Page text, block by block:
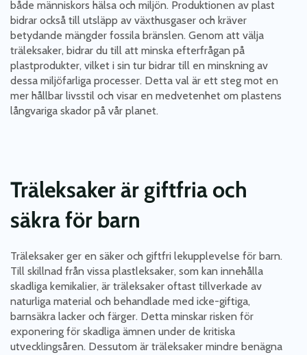
både människors hälsa och miljön. Produktionen av plast
bidrar också till utsläpp av växthusgaser och kräver
betydande mängder fossila bränslen. Genom att välja
träleksaker, bidrar du till att minska efterfrågan på
plastprodukter, vilket i sin tur bidrar till en minskning av
dessa miljöfarliga processer. Detta val är ett steg mot en
mer hållbar livsstil och visar en medvetenhet om plastens
långvariga skador på vår planet.
Träleksaker är giftfria och
säkra för barn
Träleksaker ger en säker och giftfri lekupplevelse för barn.
Till skillnad från vissa plastleksaker, som kan innehålla
skadliga kemikalier, är träleksaker oftast tillverkade av
naturliga material och behandlade med icke-giftiga,
barnsäkra lacker och färger. Detta minskar risken för
exponering för skadliga ämnen under de kritiska
utvecklingsåren. Dessutom är träleksaker mindre benägna